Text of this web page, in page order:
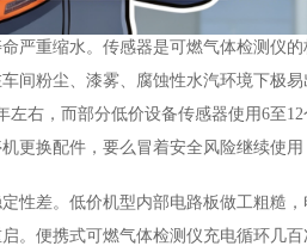
严重缩水。传感器是可燃气体检测仪
间粉尘、漆雾、腐蚀性水汽环境下极易
左右，而部分低价设备传感器使用6至
更换配件，要么冒着安全风险继续使用
性差。低价机型内部电路板做工粗糙
。便携式可燃气体检测仪充电循环几